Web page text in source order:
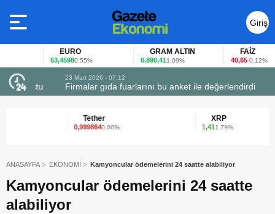
Giriş
Yap
EURO
53,45980,55%
GRAM ALTIN
6.890,411,09%
FAİZ
40,65 -0,12%
23 Mart 2026 - 07:12
Firmalar gıda fuarlarını bu anket ile değerlendirdi
0.00% 1.79%
ANASAYFA EKONOMİ Kamyoncular ödemelerini 24 saatte alabiliyor
Kamyoncular ödemelerini 24 saatte
alabiliyor